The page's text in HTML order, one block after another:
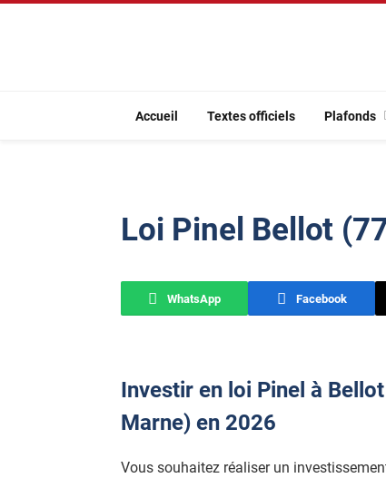
Accueil Textes officiels Plafonds
Loi Pinel Bellot
WhatsApp Facebook
Investir en loi Pinel à
Marne) en 2026
Vous souhaitez réaliser un